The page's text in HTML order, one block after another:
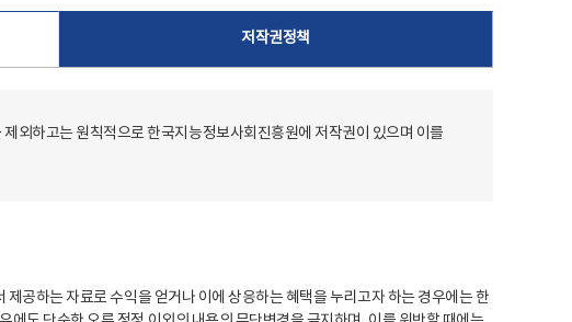
저작권정책
외하고는 원칙적으로 한국지능정보사회진흥원에 저작권이 있으며 이를
공하는 자료로 수익을 얻거나 이에 상응하는 혜택을 누리고자 하는 경우에는 한